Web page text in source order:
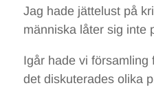
Jag hade jättelust på
människa låter sig inte
Igår hade vi församling
det diskuterades olika